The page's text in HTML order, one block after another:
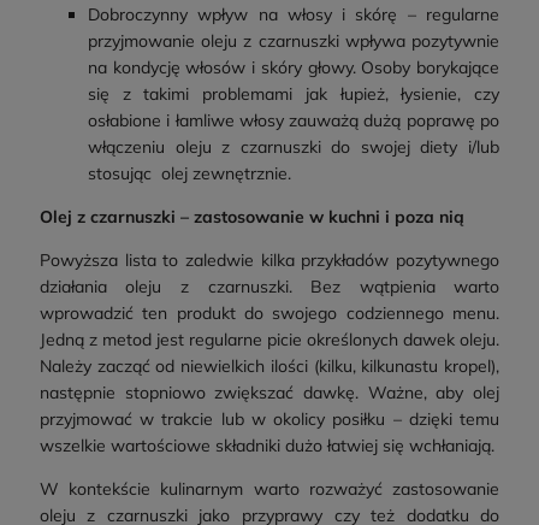
Dobroczynny wpływ na włosy i skórę – regularne
przyjmowanie oleju z czarnuszki wpływa pozytywnie
na kondycję włosów i skóry głowy. Osoby borykające
się z takimi problemami jak łupież, łysienie, czy
osłabione i łamliwe włosy zauważą dużą poprawę po
włączeniu oleju z czarnuszki do swojej diety i/lub
stosując olej zewnętrznie.
Olej z czarnuszki – zastosowanie w kuchni i poza nią
Powyższa lista to zaledwie kilka przykładów pozytywnego
działania oleju z czarnuszki. Bez wątpienia warto
wprowadzić ten produkt do swojego codziennego menu.
Jedną z metod jest regularne picie określonych dawek oleju.
Należy zacząć od niewielkich ilości (kilku, kilkunastu kropel),
następnie stopniowo zwiększać dawkę. Ważne, aby olej
przyjmować w trakcie lub w okolicy posiłku – dzięki temu
wszelkie wartościowe składniki dużo łatwiej się wchłaniają.
W kontekście kulinarnym warto rozważyć zastosowanie
oleju z czarnuszki jako przyprawy czy też dodatku do